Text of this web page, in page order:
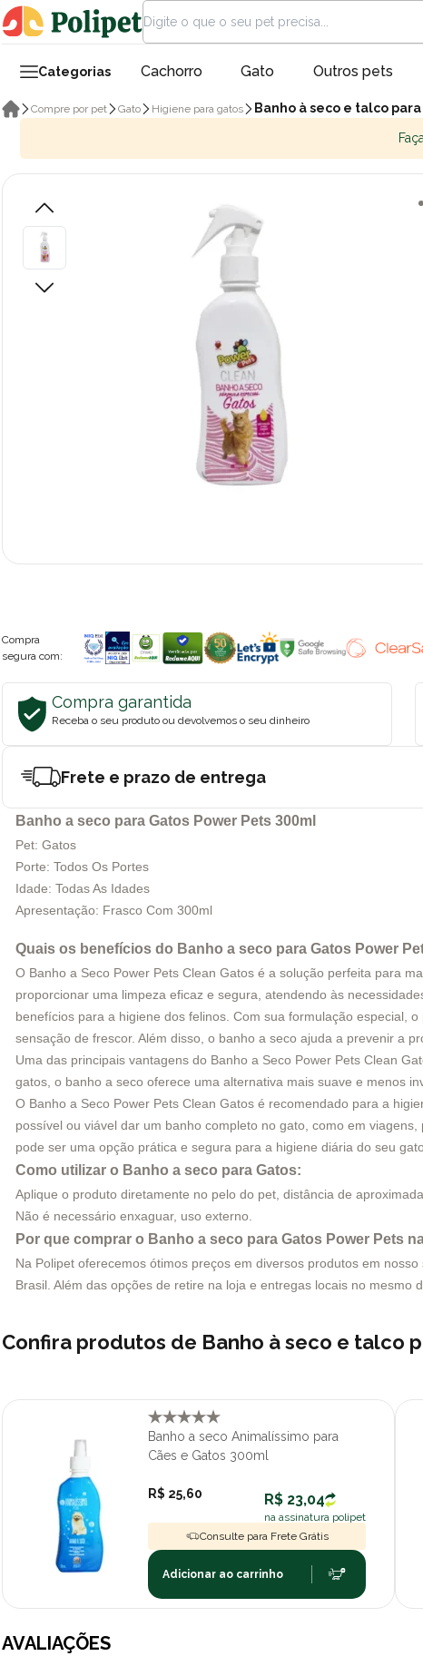
Categorias Cachorro Gato Outros pets
Compre por pet Gato Higiene para gatos Banho à seco e talco
Compra
segura com:
Compra garantida
Receba o seu produto ou devolvemos o seu dinheiro
Frete e prazo de entrega
Banho a seco para Gatos Power Pets 300ml
Pet: Gatos
Porte: Todos Os Portes
Idade: Todas As Idades
Apresentação: Frasco Com 300ml
Quais os benefícios do Banho a seco para Gatos Power
O Banho a Seco Power Pets Clean Gatos é a solução perfeita para
proporcionar uma limpeza eficaz e segura, atendendo às
benefícios para a higiene dos felinos. Com sua formulação especial,
sensação de frescor. Além disso, o banho a seco ajuda a prevenir a
Uma das principais vantagens do Banho a Seco Power Pets Clean
gatos, o banho a seco oferece uma alternativa mais suave e menos
O Banho a Seco Power Pets Clean Gatos é recomendado para a
possível ou viável dar um banho completo no gato, como em
pode ser uma opção prática e segura para a higiene diária do seu gato.
Como utilizar o Banho a seco para Gatos:
Aplique o produto diretamente no pelo do pet, distância de
Não é necessário enxaguar, uso externo.
Por que comprar o Banho a seco para Gatos Power Pets
Na Polipet oferecemos ótimos preços em diversos produtos em
Brasil. Além das opções de retire na loja e entregas locais no mesmo
Confira produtos de Banho à seco e talco
Banho a seco Animalíssimo para
Cães e Gatos 300ml
R$ 25,60 R$ 23,04
na assinatura polipet
Consulte para Frete Grátis
Adicionar ao carrinho
AVALIAÇÕES